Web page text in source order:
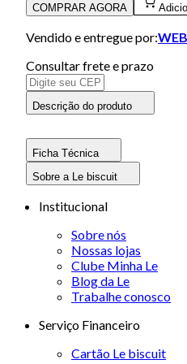
COMPRAR AGORA
Vendido e entregue por:
Consultar frete e prazo
Descrição do produto
Ficha Técnica
Sobre a Le biscuit
Institucional
Sobre nós
Nossas lojas
Clube Minha Le
Blog da Le
Trabalhe conosco
Serviço Financeiro
Cartão Le biscuit